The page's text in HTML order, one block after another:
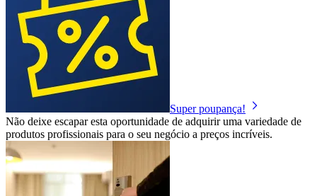
Super poupança!
Não deixe escapar esta oportunidade de adquirir uma variedade de
produtos profissionais para o seu negócio a preços incríveis.